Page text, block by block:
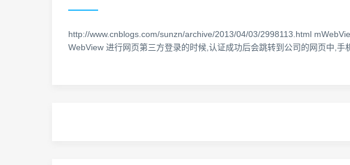
http://www.cnblogs.com/sunzn/archive/2013/04/03/2998113.html
WebView 进行网页第三方登录的时候,认证成功后会跳转到公司的网页中,